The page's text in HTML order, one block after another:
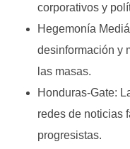
corporativos y
Hegemonía
desinformación y
las masas.
Honduras-Gate:
redes de noticias
progresistas.